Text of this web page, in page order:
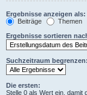
Ergebnisse anzeigen als:
Beiträge
Themen
Ergebnisse sortieren
Suchzeitraum begrenzen:
Die ersten:
Stelle 0 als Wert ein, damit